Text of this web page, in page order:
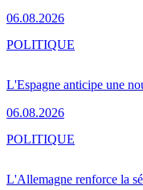
06.08.2026
L'Espagne anticipe une
06.08.2026
POLITIQUE
L'Allemagne renforce la
POLITIQUE